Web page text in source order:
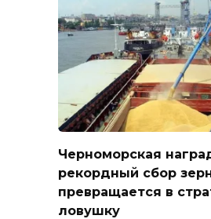
Черноморская
рекордный сбор
превращается в
ловушку